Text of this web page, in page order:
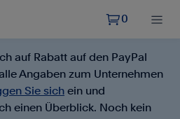
 0 
auf Rabatt auf den PayPal
Angaben zum Unternehmen
Sie sich ein und
einen Überblick. Noch kein